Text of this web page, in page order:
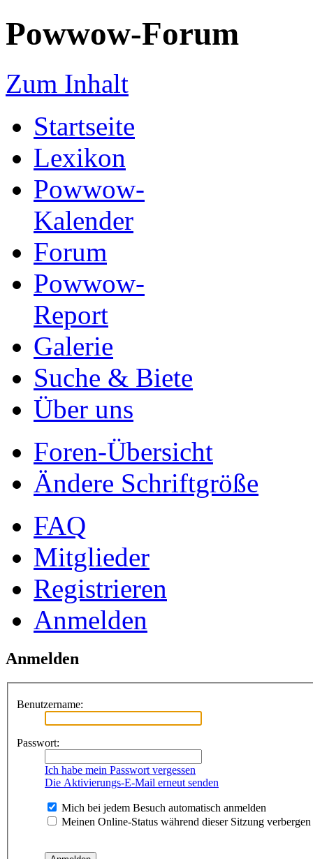
Powwow-Forum
Zum Inhalt
Startseite
Lexikon
Powwow-
Kalender
Forum
Powwow-
Report
Galerie
Suche & Biete
Über uns
Foren-Übersicht
Ändere Schriftgröße
FAQ
Mitglieder
Registrieren
Anmelden
Anmelden
Benutzername:
Passwort:
Ich habe mein Passwort vergessen
Die Aktivierungs-E-Mail erneut senden
Mich bei jedem Besuch automatisch anmelden
Meinen Online-Status während dieser Sitzung verbergen